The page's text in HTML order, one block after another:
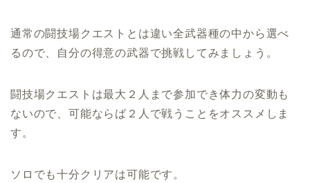
通常の闘技場クエストとは違い全武器種の中から選べ
るので、自分の得意の武器で挑戦してみましょう。
闘技場クエストは最大２人まで参加でき体力の変動も
ないので、可能ならば２人で戦うことをオススメしま
す。
ソロでも十分クリアは可能です。